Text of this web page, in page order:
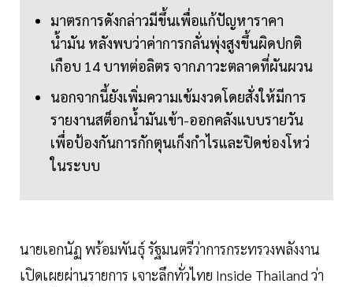
มาตรการดังกล่าวมีขึ้นเพื่อแก้ปัญหาราคา
น้ำมัน หลังพบว่าค่าการกลั่นพุ่งสูงขึ้นผิดปกติ
เกือบ 14 บาทต่อลิตร จากภาวะตลาดที่ผันผวน
นอกจากนี้ยังเพิ่มความเข้มงวดโดยสั่งให้มีการ
รายงานสต็อกน้ำมันเข้า-ออกคลังแบบรายวัน
เพื่อป้องกันการกักตุนเก็งกำไรและปิดช่องโหว่
ในระบบ
นายเอกนัฏ พร้อมพันธุ์ รัฐมนตรีว่าการกระทรวงพลังงาน
เปิดเผยผ่านรายการ เจาะลึกทั่วไทย Inside Thailand ว่า